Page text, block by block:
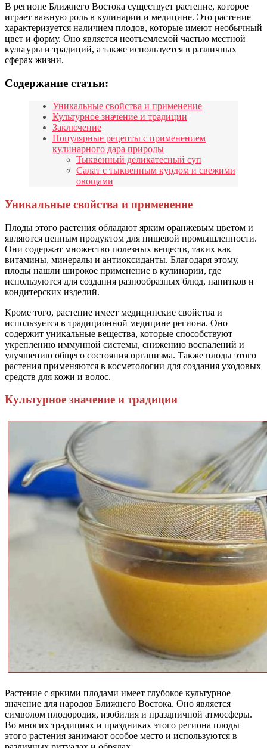
В регионе Ближнего Востока существует растение, которое
играет важную роль в кулинарии и медицине. Это растение
характеризуется наличием плодов, которые имеют необычный
цвет и форму. Оно является неотъемлемой частью местной
культуры и традиций, а также используется в различных
сферах жизни.
Содержание статьи:
Уникальные свойства и применение
Культурное значение и традиции
Заключение
Популярные рецепты с применением
кулинарного дара природы
Тыквенный деликатесный суп
Салат с тыквенным курдом и свежими
овощами
Уникальные свойства и применение
Плоды этого растения обладают ярким оранжевым цветом и
являются ценным продуктом для пищевой промышленности.
Они содержат множество полезных веществ, таких как
витамины, минералы и антиоксиданты. Благодаря этому,
плоды нашли широкое применение в кулинарии, где
используются для создания разнообразных блюд, напитков и
кондитерских изделий.
Кроме того, растение имеет медицинские свойства и
используется в традиционной медицине региона. Оно
содержит уникальные вещества, которые способствуют
укреплению иммунной системы, снижению воспалений и
улучшению общего состояния организма. Также плоды этого
растения применяются в косметологии для создания уходовых
средств для кожи и волос.
Культурное значение и традиции
Растение с яркими плодами имеет глубокое культурное
значение для народов Ближнего Востока. Оно является
символом плодородия, изобилия и праздничной атмосферы.
Во многих традициях и праздниках этого региона плоды
этого растения занимают особое место и используются в